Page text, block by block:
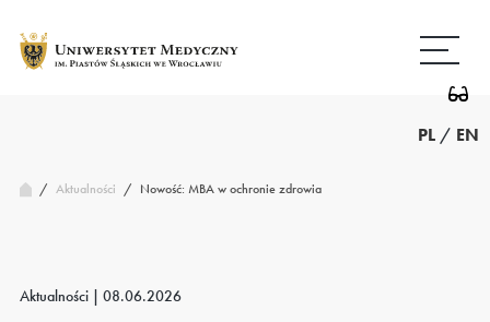
treści
strony
PL / EN
/ Aktualności / Nowość: MBA w ochronie zdrowia
Aktualności | 08.06.2026